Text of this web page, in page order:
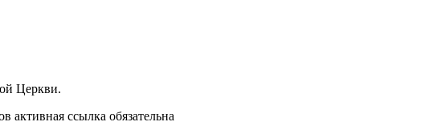
Церкви.
активная ссылка обязательна